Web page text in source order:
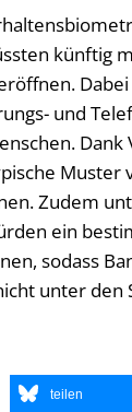
künftig
und
Muster
Zudem
ein
sodass
unter den
teilen